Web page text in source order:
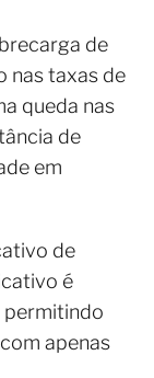
de
nas taxas de
queda nas
de
em
de
é
permitindo
apenas